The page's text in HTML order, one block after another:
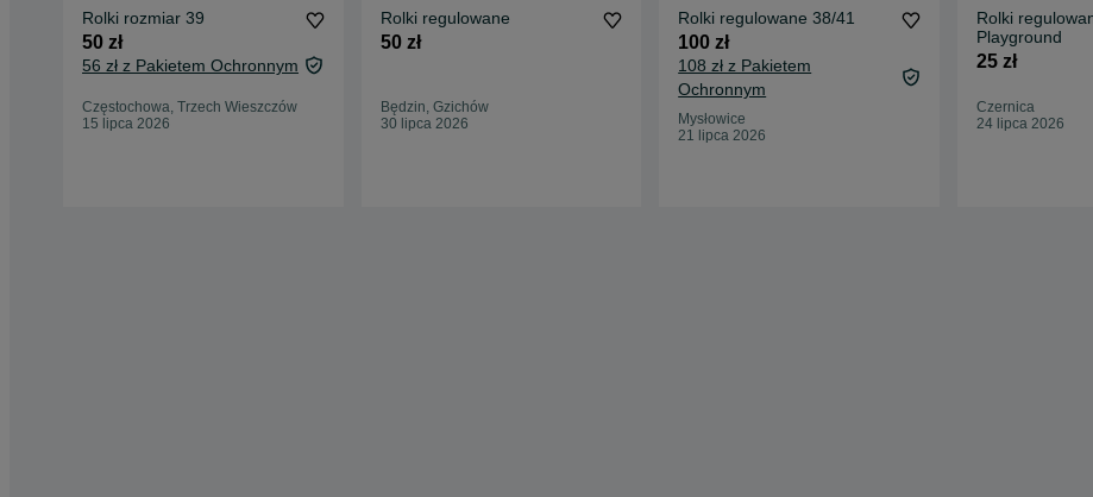
Rolki rozmiar 39
50 zł
56 zł z Pakietem Ochronnym
Częstochowa, Trzech Wieszczów
15 lipca 2026
Rolki regulowane
50 zł
Będzin, Gzichów
30 lipca 2026
Rolki regulowane 38/41
100 zł
108 zł z Pakietem
Ochronnym
Mysłowice
21 lipca 2026
Rolki
Playground
25 zł
Czernica
24 lipca 2026